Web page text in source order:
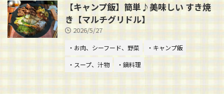
【キャンプ飯】簡単♪美味しい すき焼
き【マルチグリドル】
2026/5/27
・お肉、シーフード、野菜
・キャンプ飯
・スープ、汁物
・鍋料理